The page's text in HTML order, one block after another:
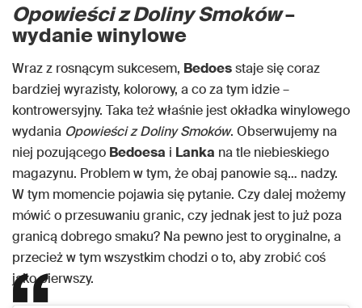
Opowieści z Doliny Smoków–
wydanie winylowe
Wraz z rosnącym sukcesem, Bedoesstaje się coraz
bardziej wyrazisty, kolorowy, a co za tym idzie –
kontrowersyjny. Taka też właśnie jest okładka winylowego
wydania Opowieści z Doliny Smoków. Obserwujemy na
niej pozującego Bedoesa i Lanka na tle niebieskiego
magazynu. Problem w tym, że obaj panowie są… nadzy.
W tym momencie pojawia się pytanie. Czy dalej możemy
mówić o przesuwaniu granic, czy jednak jest to już poza
granicą dobrego smaku? Na pewno jest to oryginalne, a
przecież w tym wszystkim chodzi o to, aby zrobić coś
jako pierwszy.